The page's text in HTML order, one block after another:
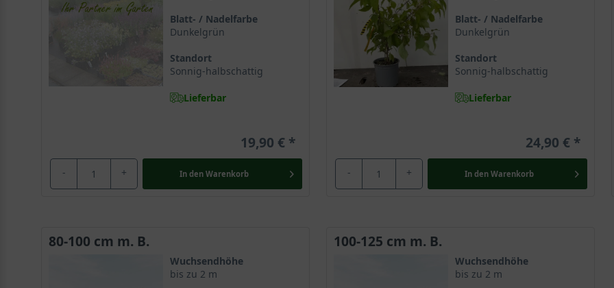
Blatt- / Nadelfarbe
Dunkelgrün
Standort
Sonnig-halbschattig
Lieferbar
19,90 €
- + In den Warenkorb
Blatt- / Nadelfarbe
Dunkelgrün
Standort
Sonnig-halbschattig
Lieferbar
24,90 €
- + In den Warenkorb
80-100 cm m. B.
Wuchsendhöhe
bis zu 2 m
100-125 cm m. B.
Wuchsendhöhe
bis zu 2 m